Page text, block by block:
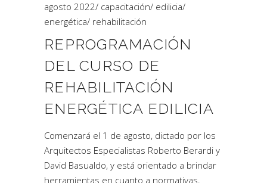
agosto 2022/ capacitación/ edilicia/
energética/ rehabilitación
REPROGRAMACIÓN
DEL CURSO DE
REHABILITACIÓN
ENERGÉTICA EDILICIA
Comenzará el 1 de agosto, dictado por los
Arquitectos Especialistas Roberto Berardi y
David Basualdo, y está orientado a brindar
herramientas en cuanto a normativas,